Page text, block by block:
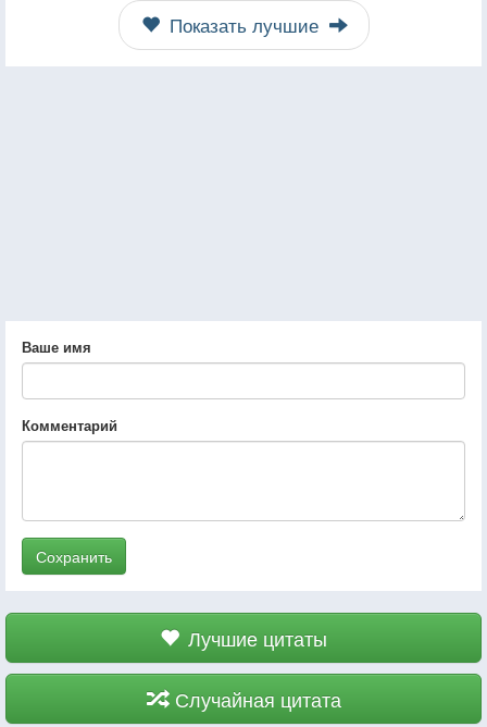
Показать лучшие
Ваше имя
Комментарий
Сохранить
Лучшие цитаты
Случайная цитата